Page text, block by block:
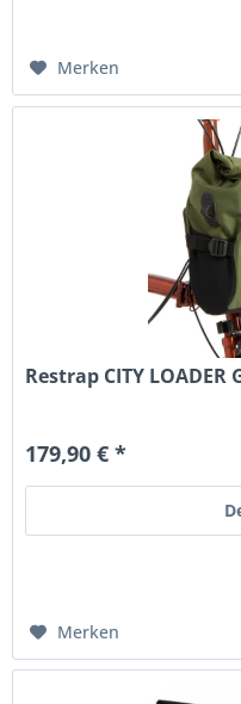
Merken
Restrap CITY LOADER
179,90 € *
Merken